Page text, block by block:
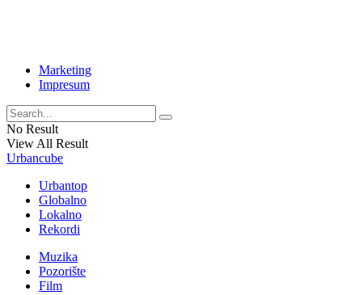
Marketing
Impresum
No Result
View All Result
Urbancube
Urbantop
Globalno
Lokalno
Rekordi
Muzika
Pozorište
Film